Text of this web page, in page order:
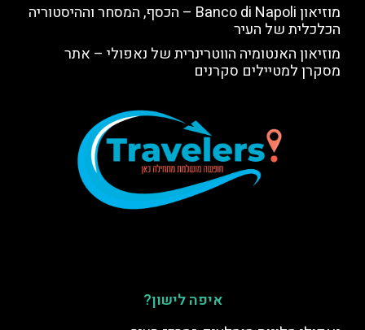
מוזיאון Banco di Napoli – הכסף, המסחר וההיסטוריה
הכלכלית של העיר
מוזיאון האנטומיה הווטרינרית של נאפולי – אתר
מסקרן למטיילים סקרנים
איפה לישון?